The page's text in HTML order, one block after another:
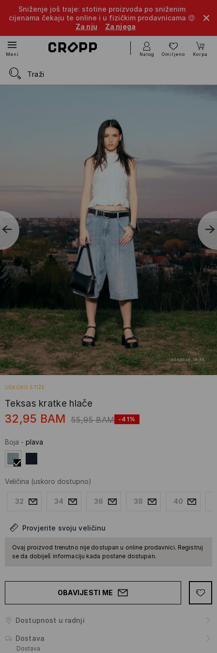
Sniženje još traje: stotine proizvoda po sniženim
cijenama čekaju te online i u fizičkim prodavnicama 🤑
Za nju
Za njega
Meni Nalog Omiljeno Korpa
USKORO STIŽE
Teksas kratke hlače
32,95 BAM 55,95 BAM -41%
Boja - plava
Veličina (uskoro dostupno)
32 34 36 38 40
Provjerite svoju veličinu
Ovaj proizvod trenutno nije dostupan u online prodavnici. Registruj
se da dobiješ informaciju kada postane dostupan.
OBAVIJESTI ME
Dostupnost u radnji
Dostava
Dostava